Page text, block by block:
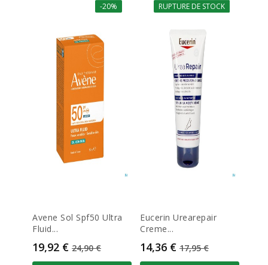
-20%
Avene Sol Spf50 Ultra
Fluid...
Prix
19,92 € Prix de base
24,90 €
-20%
RUPTURE DE STOCK
Eucerin Urearepair
Creme...
Prix
14,36 € Prix de base
17,95 €